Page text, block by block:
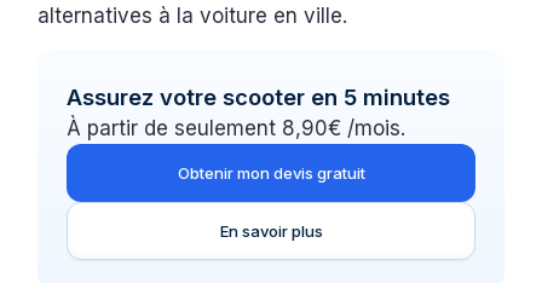
alternatives à la voiture en ville.
Assurez votre scooter en 5 minutes
À partir de seulement 8,90€ /mois.
Obtenir mon devis gratuit
En savoir plus